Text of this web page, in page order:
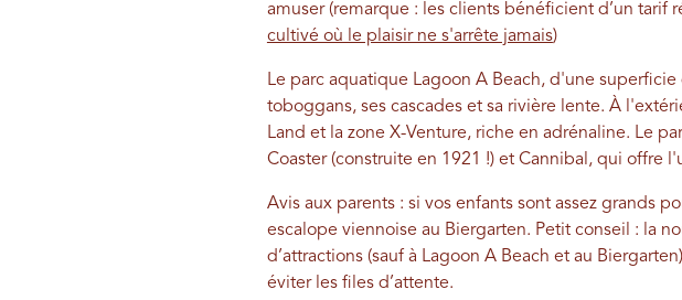
amuser (remarque : les clients bénéficient d’un tarif
cultivé où le plaisir ne s'arrête jamais)
Le parc aquatique Lagoon A Beach, d'une
toboggans, ses cascades et sa rivière lente. À
Land et la zone X-Venture, riche en adrénaline. Le
Coaster (construite en 1921 !) et Cannibal, qui offre
Avis aux parents : si vos enfants sont assez grands
escalope viennoise au Biergarten. Petit conseil : la
d’attractions (sauf à Lagoon A Beach et au
éviter les files d’attente.